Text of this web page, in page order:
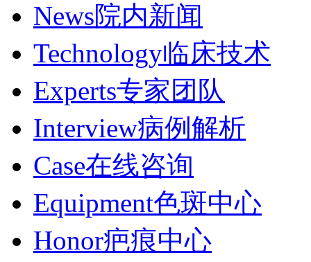
News院内新闻
Technology临床技术
Experts专家团队
Interview病例解析
Case在线咨询
Equipment色斑中心
Honor疤痕中心